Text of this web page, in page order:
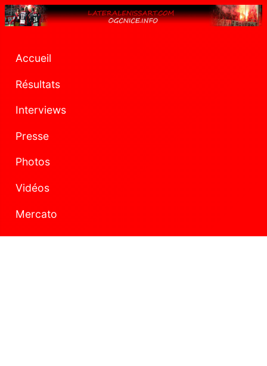
Accueil
Résultats
Interviews
Presse
Photos
Vidéos
Mercato